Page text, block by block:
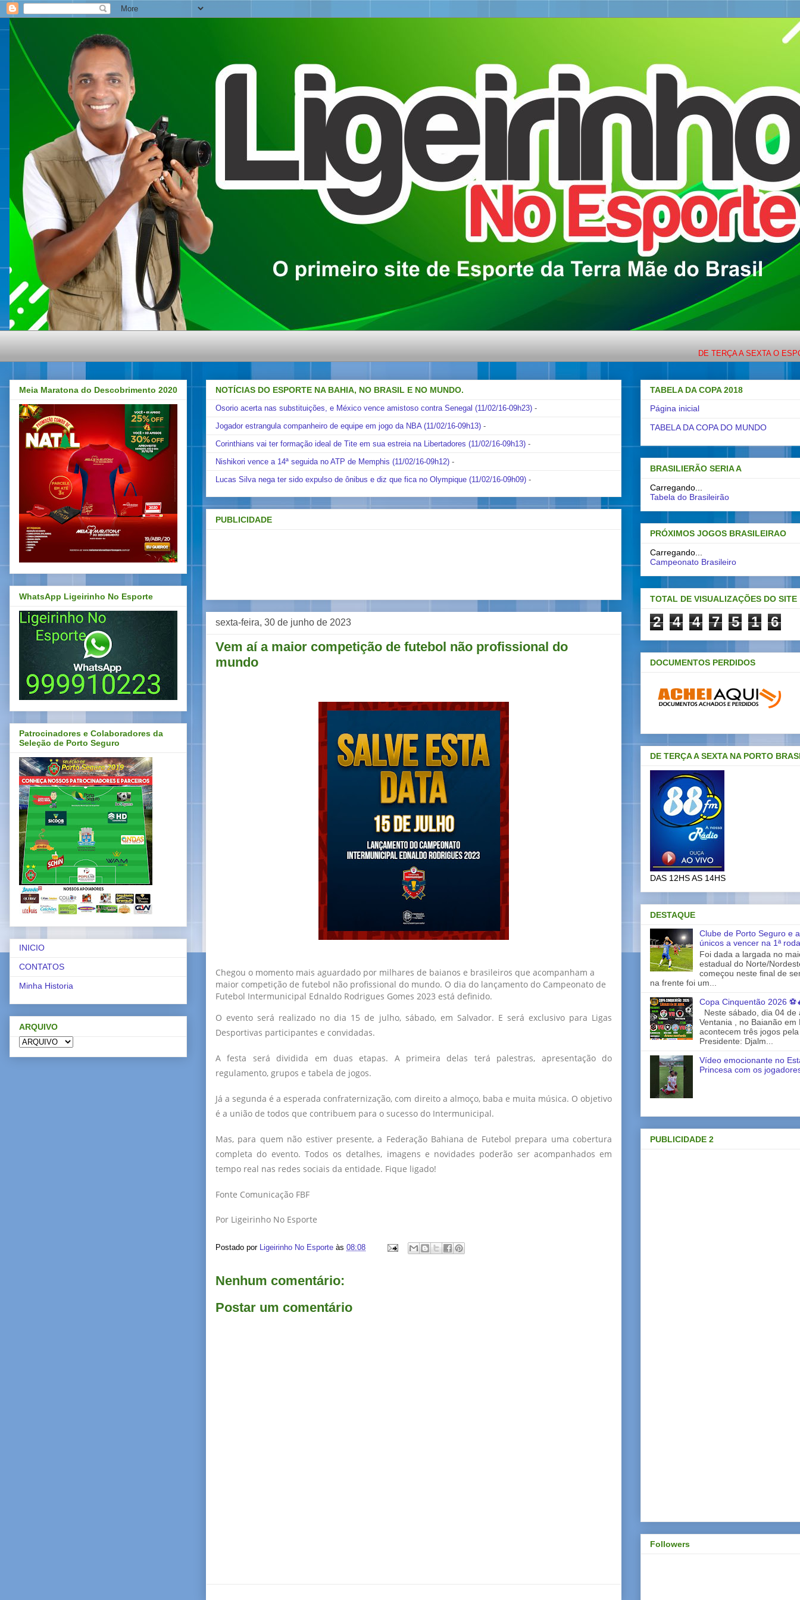
DE TERÇA A SEXTA O ESPORTE
NOTÍCIAS DO ESPORTE NA BAHIA, NO BRASIL E NO MUNDO.
Osorio acerta nas substituições, e México vence amistoso contra Senegal (11/02/16-09h23) -
Jogador estrangula companheiro de equipe em jogo da NBA (11/02/16-09h13) -
Corinthians vai ter formação ideal de Tite em sua estreia na Libertadores (11/02/16-09h13) -
Nishikori vence a 14ª seguida no ATP de Memphis (11/02/16-09h12) -
Lucas Silva nega ter sido expulso de ônibus e diz que fica no Olympique (11/02/16-09h09) -
PUBLICIDADE
sexta-feira, 30 de junho de 2023
Vem aí a maior competição de futebol não profissional do
mundo
Chegou o momento mais aguardado por milhares de baianos e brasileiros que acompanham a
maior competição de futebol não profissional do mundo. O dia do lançamento do Campeonato de
Futebol Intermunicipal Ednaldo Rodrigues Gomes 2023 está definido.
O evento será realizado no dia 15 de julho, sábado, em Salvador. E será exclusivo para Ligas
Desportivas participantes e convidadas.
A festa será dividida em duas etapas. A primeira delas terá palestras, apresentação do
regulamento, grupos e tabela de jogos.
Já a segunda é a esperada confraternização, com direito a almoço, baba e muita música. O objetivo
é a união de todos que contribuem para o sucesso do Intermunicipal.
Mas, para quem não estiver presente, a Federação Bahiana de Futebol prepara uma cobertura
completa do evento. Todos os detalhes, imagens e novidades poderão ser acompanhados em
tempo real nas redes sociais da entidade. Fique ligado!
Fonte Comunicação FBF
Por Ligeirinho No Esporte
Postado por Ligeirinho No Esporte às 08:08
Nenhum comentário:
Postar um comentário
Meia Maratona do Descobrimento 2020
WhatsApp Ligeirinho No Esporte
Patrocinadores e Colaboradores da
Seleção de Porto Seguro
INICIO
CONTATOS
Minha Historia
ARQUIVO
TABELA DA COPA 2018
Página inicial
TABELA DA COPA DO MUNDO
BRASILIERÃO SERIA A
Carregando...
Tabela do Brasileirão
PRÓXIMOS JOGOS BRASILEIRAO
Carregando...
Campeonato Brasileiro
TOTAL DE VISUALIZAÇÕES DO SITE
2 4 4 7 5 1 6
DOCUMENTOS PERDIDOS
DE TERÇA A SEXTA NA PORTO
DAS 12HS AS 14HS
DESTAQUE
Clube de Porto Seguro e
únicos a vencer na 1ª
Foi dada a largada no
estadual do Norte/
começou neste final de
na frente foi um...
Copa Cinquentão 2026
Neste sábado, dia 04 de
Ventania , no Baianão em
acontecem três jogos
Presidente: Djalm...
Vídeo emocionante no
Princesa com os
PUBLICIDADE 2
Followers